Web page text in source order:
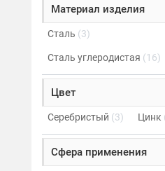
Материал изделия
Сталь 3
Сталь углеродистая 16
Цвет
Серебристый 3 Цинк
Сфера применения